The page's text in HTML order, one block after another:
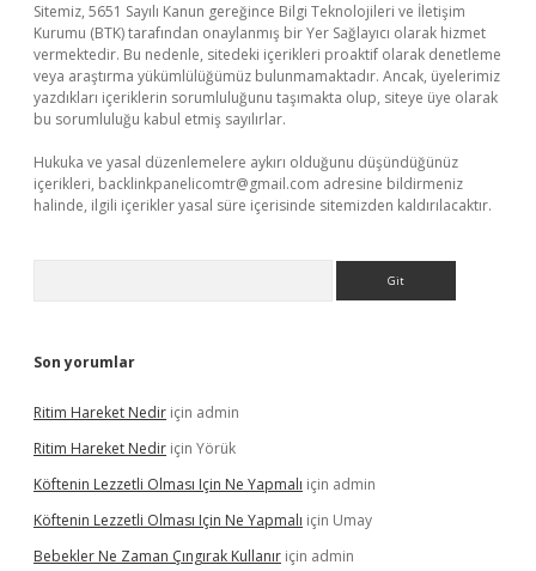
Sitemiz, 5651 Sayılı Kanun gereğince Bilgi Teknolojileri ve İletişim
Kurumu (BTK) tarafından onaylanmış bir Yer Sağlayıcı olarak hizmet
vermektedir. Bu nedenle, sitedeki içerikleri proaktif olarak denetleme
veya araştırma yükümlülüğümüz bulunmamaktadır. Ancak, üyelerimiz
yazdıkları içeriklerin sorumluluğunu taşımakta olup, siteye üye olarak
bu sorumluluğu kabul etmiş sayılırlar.
Hukuka ve yasal düzenlemelere aykırı olduğunu düşündüğünüz
içerikleri, backlinkpanelicomtr@gmail.com adresine bildirmeniz
halinde, ilgili içerikler yasal süre içerisinde sitemizden kaldırılacaktır.
Son yorumlar
Ritim Hareket Nedir için admin
Ritim Hareket Nedir için Yörük
Köftenin Lezzetli Olması Için Ne Yapmalı için admin
Köftenin Lezzetli Olması Için Ne Yapmalı için Umay
Bebekler Ne Zaman Çıngırak Kullanır için admin